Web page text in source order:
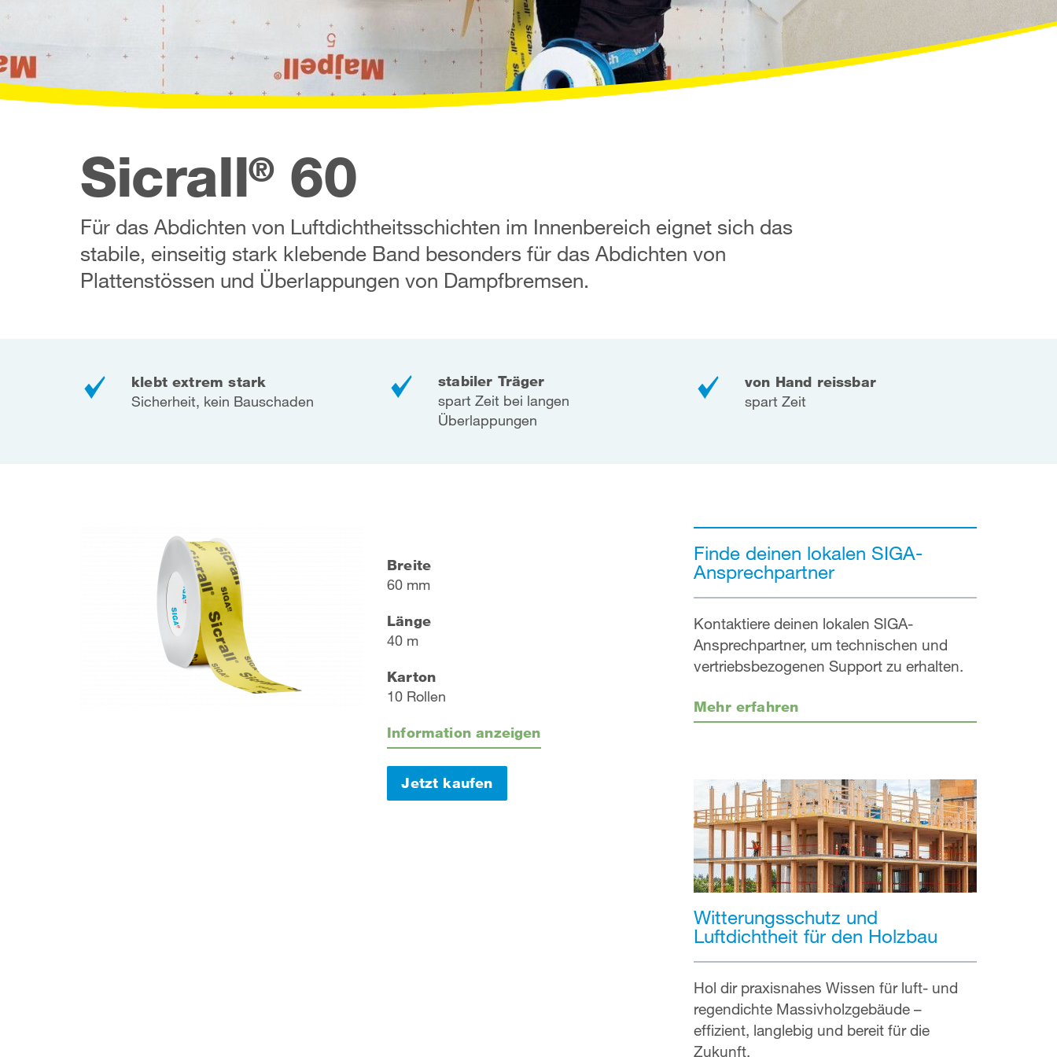
Sicrall®60
Für das Abdichten von Luftdichtheitsschichten im Innenbereich eignet sich das
stabile, einseitig stark klebende Band besonders für das Abdichten von
Plattenstössen und Überlappungen von Dampfbremsen.
klebt extrem stark
Sicherheit, kein Bauschaden
stabiler Träger
spart Zeit bei langen
Überlappungen
von Hand reissbar
spart Zeit
Breite
60 mm
Länge
40 m
Karton
10 Rollen
Information anzeigen
Jetzt kaufen
Finde deinen lokalen SIGA-
Ansprechpartner
Kontaktiere deinen lokalen SIGA-
Ansprechpartner, um technischen und
vertriebsbezogenen Support zu erhalten.
Mehr erfahren
Witterungsschutz und
Luftdichtheit für den Holzbau
Hol dir praxisnahes Wissen für luft- und
regendichte Massivholzgebäude –
effizient, langlebig und bereit für die
Zukunft.